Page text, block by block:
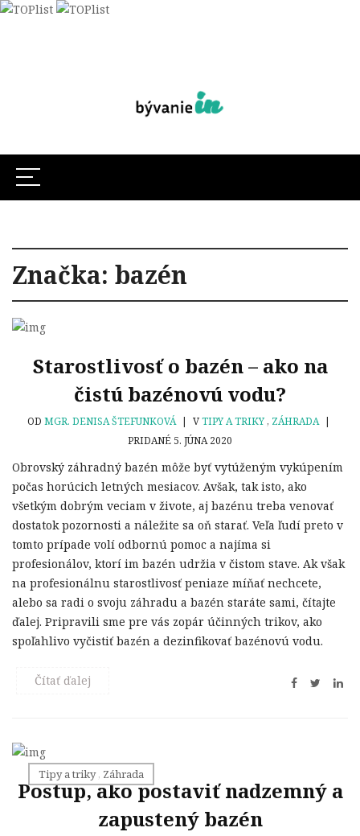
Značka: bazén
Starostlivosť o bazén – ako na
čistú bazénovú vodu?
OD MGR. DENISA ŠTEFUNKOVÁ | VTIPY A TRIKY, ZÁHRADA |
PRIDANÉ 5. JÚNA 2020
Obrovský záhradný bazén môže byť vytúženým vykúpením
počas horúcich letných mesiacov. Avšak, tak isto, ako
všetkým dobrým veciam v živote, aj bazénu treba venovať
dostatok pozornosti a náležite sa oň starať. Veľa ľudí preto v
tomto prípade volí odbornú pomoc a najíma si
profesionálov, ktorí im bazén udržia v čistom stave. Ak však
na profesionálnu starostlivosť peniaze míňať nechcete,
alebo sa radi o svoju záhradu a bazén staráte sami, čítajte
ďalej. Pripravili sme pre vás zopár účinných trikov, ako
spoľahlivo vyčistiť bazén a dezinfikovať bazénovú vodu.
Čítať ďalej
Tipy a triky, Záhrada
Postup, ako postaviť nadzemný a
zapustený bazén